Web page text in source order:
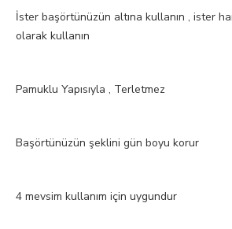
İster başörtünüzün altına kullanın , ister
olarak kullanın
Pamuklu Yapısıyla , Terletmez
Başörtünüzün şeklini gün boyu korur
4 mevsim kullanım için uygundur